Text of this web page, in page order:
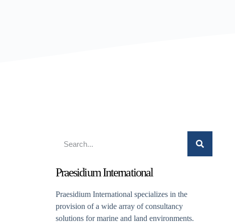
Praesidium International
Praesidium International specializes in the
provision of a wide array of consultancy
solutions for marine and land environments.